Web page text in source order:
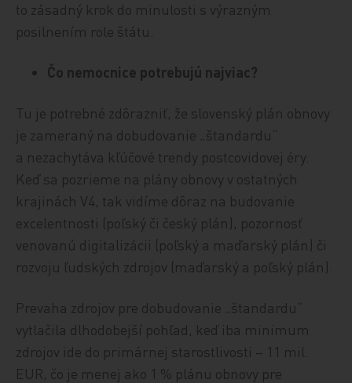
to zásadný krok do minulosti s výrazným
posilnením role štátu.
Čo nemocnice potrebujú najviac?
Tu je potrebné zdôrazniť, že slovenský plán obnovy
je zameraný na dobudovanie „štandardu“
a nezachytáva kľúčové trendy postcovidovej éry.
Keď sa pozrieme na plány obnovy v ostatných
krajinách V4, tak vidíme dôraz na budovanie
excelentnosti (poľský či český plán), pozornosť
venovanú digitalizácii (poľský a maďarský plán) či
rozvoju ľudských zdrojov (maďarský a poľský plán).
Prevaha zdrojov pre dobudovanie „štandardu“
vytlačila dlhodobejší pohľad, keď iba minimum
zdrojov ide do primárnej starostlivosti – 11 mil.
EUR, čo je menej ako 1 % plánu obnovy pre